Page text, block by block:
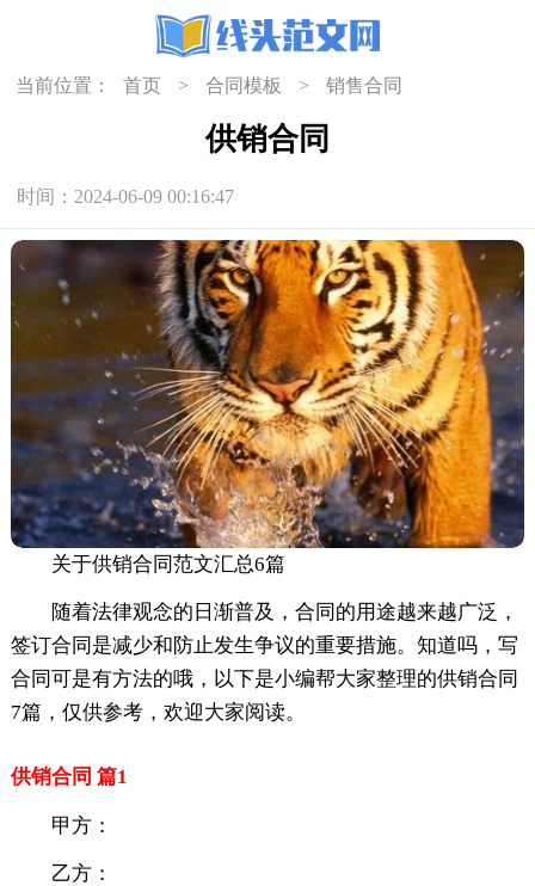
当前位置： 首页 > 合同模板 > 销售合同
供销合同
时间：2024-06-09 00:16:47
关于供销合同范文汇总6篇
随着法律观念的日渐普及，合同的用途越来越广泛，
签订合同是减少和防止发生争议的重要措施。知道吗，写
合同可是有方法的哦，以下是小编帮大家整理的供销合同
7篇，仅供参考，欢迎大家阅读。
供销合同 篇1
甲方：
乙方：